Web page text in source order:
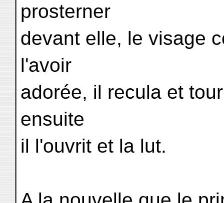
prosterner
devant elle, le visage
l'avoir
adorée, il recula et
ensuite
il l'ouvrit et la lut.